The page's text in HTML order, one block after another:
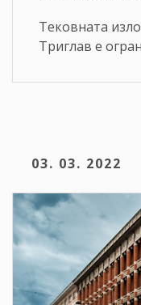
Тековната
Триглав е
03. 03. 2022